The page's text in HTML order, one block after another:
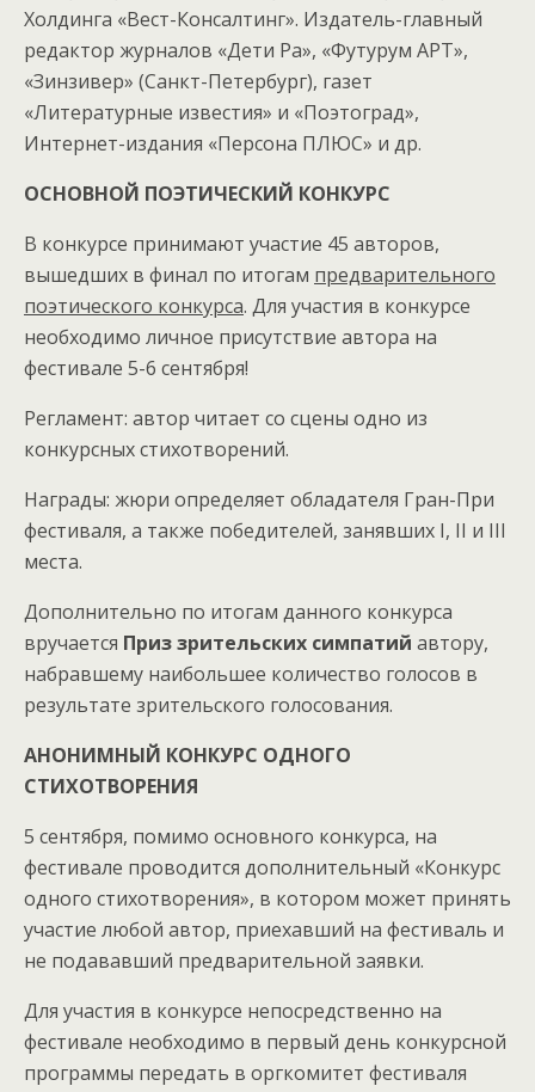
Холдинга «Вест-Консалтинг». Издатель-главный
редактор журналов «Дети Ра», «Футурум АРТ»,
«Зинзивер» (Санкт-Петербург), газет
«Литературные известия» и «Поэтоград»,
Интернет-издания «Персона ПЛЮС» и др.
ОСНОВНОЙ ПОЭТИЧЕСКИЙ КОНКУРС
В конкурсе принимают участие 45 авторов,
вышедших в финал по итогам предварительного
поэтического конкурса. Для участия в конкурсе
необходимо личное присутствие автора на
фестивале 5-6 сентября!
Регламент: автор читает со сцены одно из
конкурсных стихотворений.
Награды: жюри определяет обладателя Гран-При
фестиваля, а также победителей, занявших I, II и III
места.
Дополнительно по итогам данного конкурса
вручается Приз зрительских симпатий автору,
набравшему наибольшее количество голосов в
результате зрительского голосования.
АНОНИМНЫЙ КОНКУРС ОДНОГО
СТИХОТВОРЕНИЯ
5 сентября, помимо основного конкурса, на
фестивале проводится дополнительный «Конкурс
одного стихотворения», в котором может принять
участие любой автор, приехавший на фестиваль и
не подававший предварительной заявки.
Для участия в конкурсе непосредственно на
фестивале необходимо в первый день конкурсной
программы передать в оргкомитет фестиваля